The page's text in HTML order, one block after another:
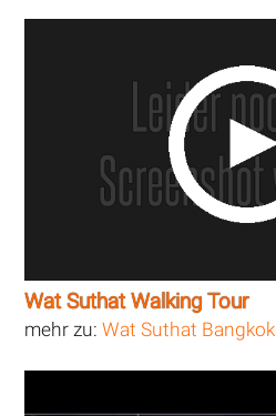
Wat Suthat Walking Tour
mehr zu:Wat Suthat Bangkok